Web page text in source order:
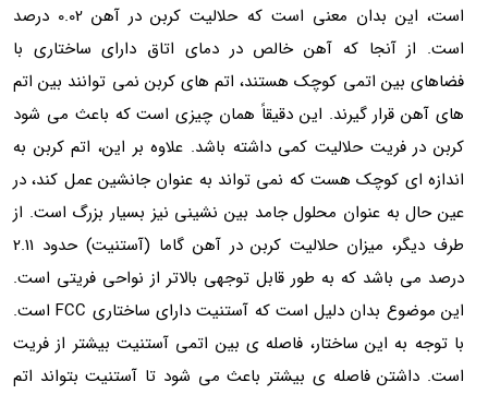
است، این بدان معنی است که حلالیت کربن در آهن 0.02 درصد
که آهن خالص در دمای اتاق دارای ساختاری با
اتمی کوچک هستند، اتم های کربن نمی توانند بین اتم
گیرند. این دقیقاً همان چیزی است که باعث می شود
حلالیت کمی داشته باشد. علاوه بر این، اتم کربن به
هست که نمی تواند به عنوان جانشین عمل کند، در
عنوان محلول جامد بین نشینی نیز بسیار بزرگ است. از
طرف دیگر، میزان حلالیت کربن در آهن گاما (آستنیت) حدود 2.11
که به طور قابل توجهی بالاتر از نواحی فریتی است.
این موضوع بدان دلیل است که آستنیت دارای ساختاری FCC است.
این ساختار، فاصله ی بین اتمی آستنیت بیشتر از فریت
فاصله ی بیشتر باعث می شود تا آستنیت بتواند اتم